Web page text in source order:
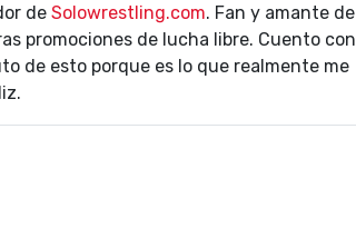
de Solowrestling.com. Fan y amante de
promociones de lucha libre. Cuento con
de esto porque es lo que realmente me